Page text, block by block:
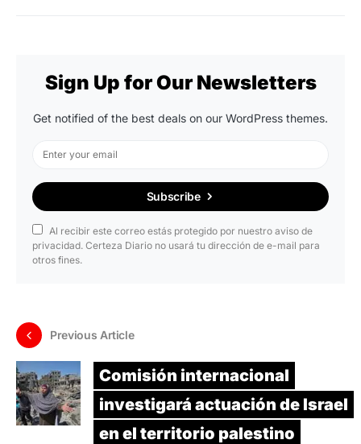
Sign Up for Our Newsletters
Get notified of the best deals on our WordPress themes.
Subscribe
Al recibir este correo estás protegido por nuestro aviso de
privacidad. Certeza Diario no usará tu dirección de e-mail para
otros fines.
Previous Article
Comisión internacional
investigará actuación de Israel
en el territorio palestino